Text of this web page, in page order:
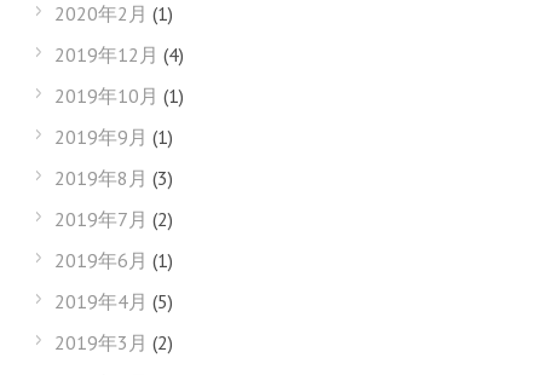
2020年2月 (1)
2019年12月 (4)
2019年10月 (1)
2019年9月 (1)
2019年8月 (3)
2019年7月 (2)
2019年6月 (1)
2019年4月 (5)
2019年3月 (2)